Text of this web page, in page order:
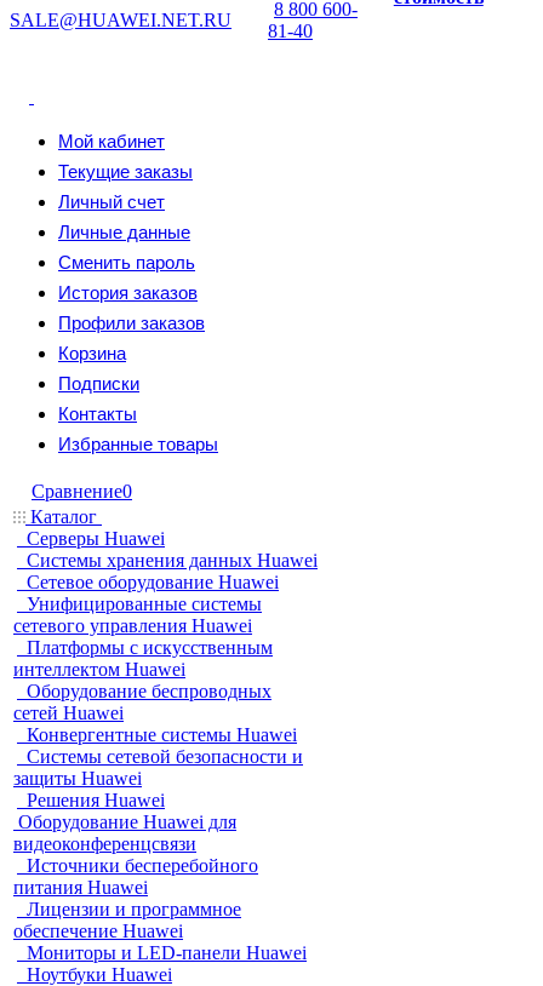
SALE@HUAWEI.NET.RU
8 800 600-
81-40
Мой кабинет
Текущие заказы
Личный счет
Личные данные
Сменить пароль
История заказов
Профили заказов
Корзина
Подписки
Контакты
Избранные товары
Сравнение0
Каталог
Серверы Huawei
Системы хранения данных Huawei
Сетевое оборудование Huawei
Унифицированные системы
сетевого управления Huawei
Платформы с искусственным
интеллектом Huawei
Оборудование беспроводных
сетей Huawei
Конвергентные системы Huawei
Системы сетевой безопасности и
защиты Huawei
Решения Huawei
Оборудование Huawei для
видеоконференцсвязи
Источники бесперебойного
питания Huawei
Лицензии и программное
обеспечение Huawei
Мониторы и LED-панели Huawei
Ноутбуки Huawei